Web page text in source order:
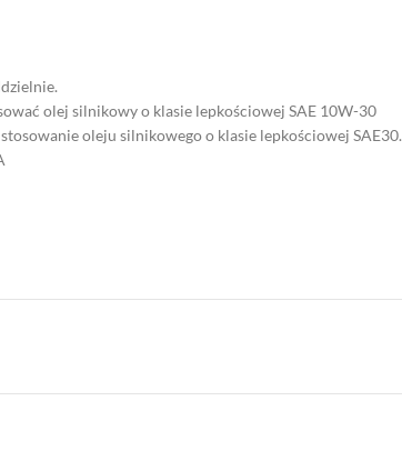
olej silnikowy o klasie lepkościowej SAE 10W-30
oleju silnikowego o klasie lepkościowej SAE30.